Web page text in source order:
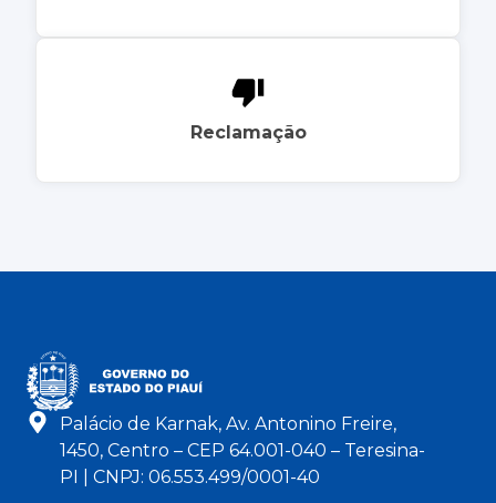
Reclamação
Palácio de Karnak, Av. Antonino Freire,
1450, Centro – CEP 64.001-040 – Teresina-
PI | CNPJ: 06.553.499/0001-40